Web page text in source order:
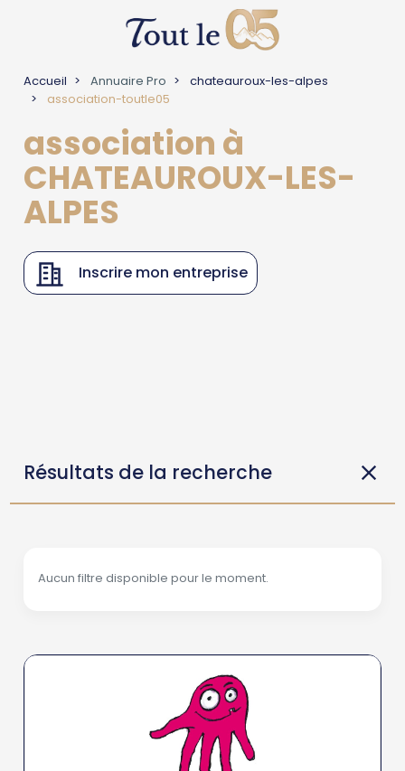
Accueil Annuaire Pro
chateauroux-les-alpes
association-toutle05
association à
CHATEAUROUX-LES-
ALPES
Inscrire mon entreprise
Résultats de la recherche
Aucun filtre disponible pour le moment.